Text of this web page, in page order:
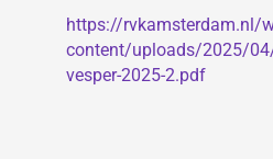
https://rvkamsterdam.nl/
content/uploads/2025/04/
vesper-2025-2.pdf